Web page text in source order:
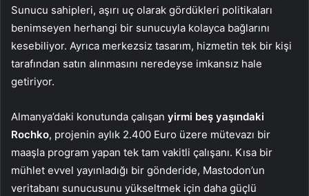
Sunucu sahipleri, aşırı uç olarak gördükleri politikaları
benimseyen herhangi bir sunucuyla kolayca bağlarını
kesebiliyor. Ayrıca merkezsiz tasarım, hizmetin tek bir kişi
tarafından satın alınmasını neredeyse imkansız hale
getiriyor.
Almanya’daki konutunda çalışan yirmi beş yaşındaki
Rochko, projenin aylık 2.400 Euro üzere mütevazı bir
maaşla program yapan tek tam vakitli çalışanı. Kısa bir
mühlet evvel yayınladığı bir gönderide, Mastodon’un
veritabanı sunucusunu yükseltmek için daha güçlü